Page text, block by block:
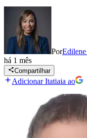
Por
há 1 mês
Compartilhar
Adicionar Itatiaia ao